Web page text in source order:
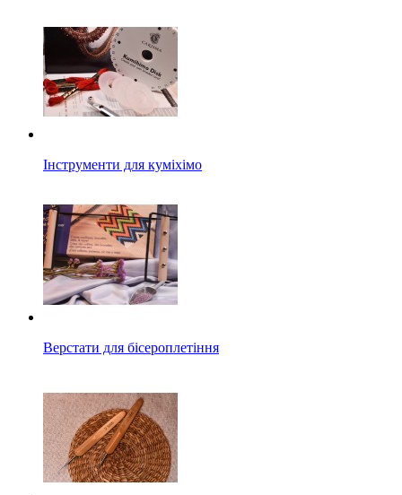
Інструменти для куміхімо
Верстати для бісероплетіння